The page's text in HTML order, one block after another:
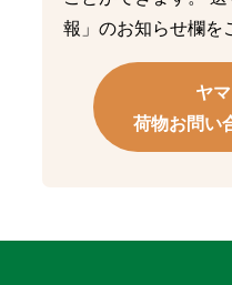
報」のお知らせ欄を
ヤ
荷物お問い